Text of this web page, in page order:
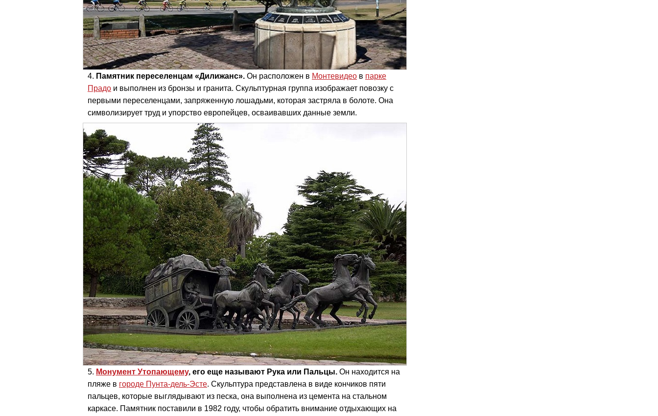
Памятник переселенцам «Дилижанс». Он расположен в Монтевидео в парке
Прадо и выполнен из бронзы и гранита. Скульптурная группа изображает повозку с
первыми переселенцами, запряженную лошадьми, которая застряла в болоте. Она
символизирует труд и упорство европейцев, осваивавших данные земли.
Монумент Утопающему, его еще называют Рука или Пальцы. Он находится на
пляже в городе Пунта-дель-Эсте. Скульптура представлена в виде кончиков пяти
пальцев, которые выглядывают из песка, она выполнена из цемента на стальном
каркасе. Памятник поставили в 1982 году, чтобы обратить внимание отдыхающих на